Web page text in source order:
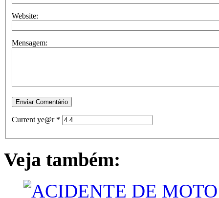
Website:
Mensagem:
Current ye@r *
Veja também: